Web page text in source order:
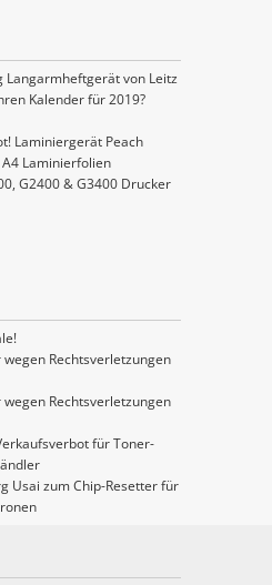
Langarmheftgerät von Leitz
Kalender für 2019?
Laminiergerät Peach
A4 Laminierfolien
G2400 & G3400 Drucker
Rechtsverletzungen
Rechtsverletzungen
für Toner-
Usai zum Chip-Resetter für